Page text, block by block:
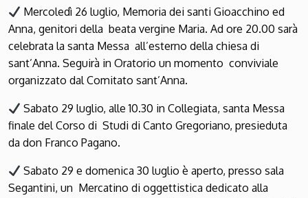
Mercoledì 26 luglio, Memoria dei santi Gioacchino ed
Anna, genitori della beata vergine Maria. Ad ore 20.00 sarà
celebrata la santa Messa all’esterno della chiesa di
sant’Anna. Seguirà in Oratorio un momento conviviale
organizzato dal Comitato sant’Anna.
Sabato 29 luglio, alle 10.30 in Collegiata, santa Messa
finale del Corso di Studi di Canto Gregoriano, presieduta
da don Franco Pagano.
Sabato 29 e domenica 30 luglio è aperto, presso sala
Segantini, un Mercatino di oggettistica dedicato alla